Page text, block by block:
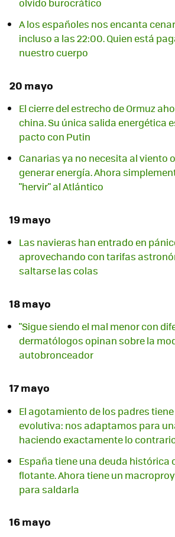
A los españoles nos encanta cenar
incluso a las 22:00. Quien está
nuestro cuerpo
20 mayo
El cierre del estrecho de Ormuz
china. Su única salida energética
pacto con Putin
Canarias ya no necesita al viento
generar energía. Ahora
"hervir" al Atlántico
19 mayo
Las navieras han entrado en
aprovechando con tarifas
saltarse las colas
18 mayo
"Sigue siendo el mal menor con
dermatólogos opinan sobre la
autobronceador
17 mayo
El agotamiento de los padres
evolutiva: nos adaptamos para
haciendo exactamente lo
España tiene una deuda histórica
flotante. Ahora tiene un
para saldarla
16 mayo